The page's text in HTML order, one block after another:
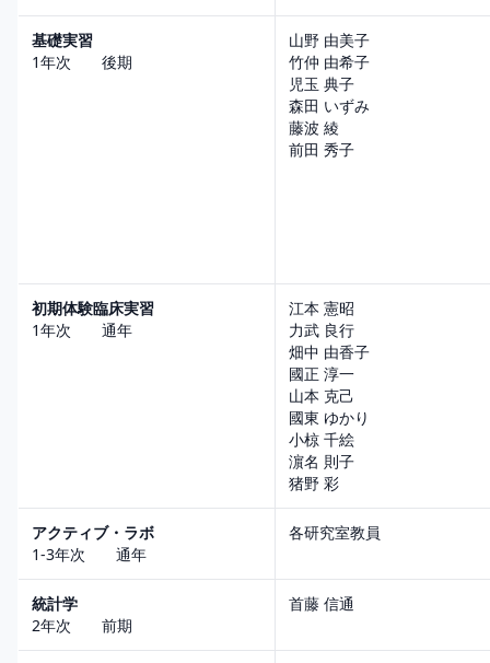
基礎実習
1年次 後期
山野 由美子
竹仲 由希子
児玉 典子
森田 いずみ
藤波 綾
前田 秀子
初期体験臨床実習
1年次 通年
江本 憲昭
力武 良行
畑中 由香子
國正 淳一
山本 克己
國東 ゆかり
小椋 千絵
濵名 則子
猪野 彩
アクティブ・ラボ
1-3年次 通年
各研究室教員
統計学
2年次 前期
首藤 信通